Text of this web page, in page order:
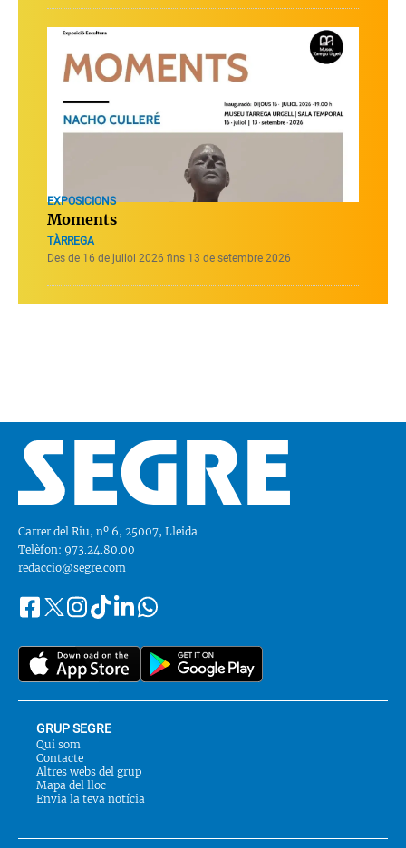
EXPOSICIONS
Moments
TÀRREGA
Des de 16 de juliol 2026 fins 13 de setembre 2026
Carrer del Riu, nº 6, 25007, Lleida
Telèfon: 973.24.80.00
redaccio@segre.com
Segueix-
a::
FacebookInstagram
TiktokLinkedinWhatsapp
GRUP SEGRE
Qui som
Contacte
Altres webs del grup
Mapa del lloc
Envia la teva notícia